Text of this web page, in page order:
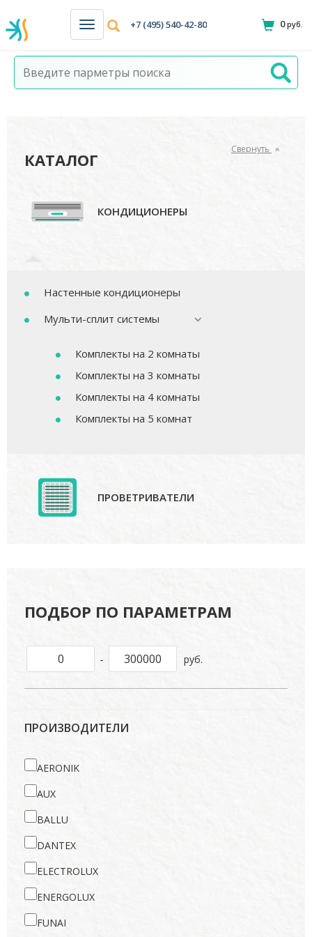
Н
а
в
и
+7 (495) 540-42-80 0руб.
КАТАЛОГ
Свернуть
КОНДИЦИОНЕРЫ
Настенные кондиционеры
Мульти-сплит системы
Комплекты на 2 комнаты
Комплекты на 3 комнаты
Комплекты на 4 комнаты
Комплекты на 5 комнат
ПРОВЕТРИВАТЕЛИ
ПОДБОР ПО ПАРАМЕТРАМ
- руб.
ПРОИЗВОДИТЕЛИ
AERONIK
AUX
BALLU
DANTEX
ELECTROLUX
ENERGOLUX
FUNAI